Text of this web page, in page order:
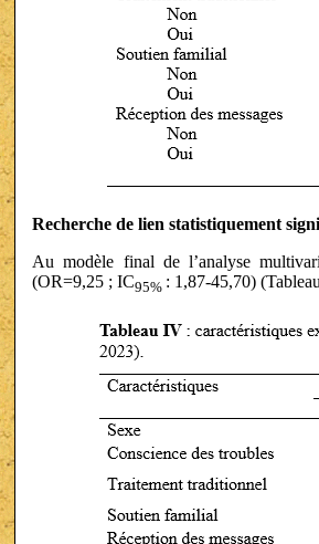
Recherche de lien statistiquement
Au modèle final de l’analyse
(OR=9,25 ; IC95% : 1,87-45,70)